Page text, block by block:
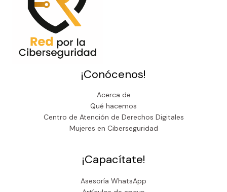
¡Conócenos!
Acerca de
Qué hacemos
Centro de Atención de Derechos Digitales
Mujeres en Ciberseguridad
¡Capacítate!
Asesoría WhatsApp